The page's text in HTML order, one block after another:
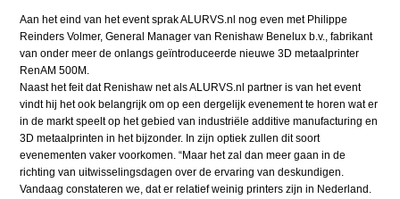
Aan het eind van het event sprak ALURVS.nl nog even met Philippe
Reinders Volmer, General Manager van Renishaw Benelux b.v., fabrikant
van onder meer de onlangs geïntroduceerde nieuwe 3D metaalprinter
RenAM 500M.
Naast het feit dat Renishaw net als ALURVS.nl partner is van het event
vindt hij het ook belangrijk om op een dergelijk evenement te horen wat er
in de markt speelt op het gebied van industriële additive manufacturing en
3D metaalprinten in het bijzonder. In zijn optiek zullen dit soort
evenementen vaker voorkomen. “Maar het zal dan meer gaan in de
richting van uitwisselingsdagen over de ervaring van deskundigen.
Vandaag constateren we, dat er relatief weinig printers zijn in Nederland.